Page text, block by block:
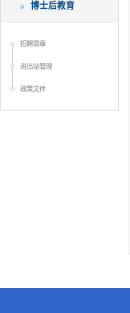
博士后教育
招聘简章
进出站管理
政策文件